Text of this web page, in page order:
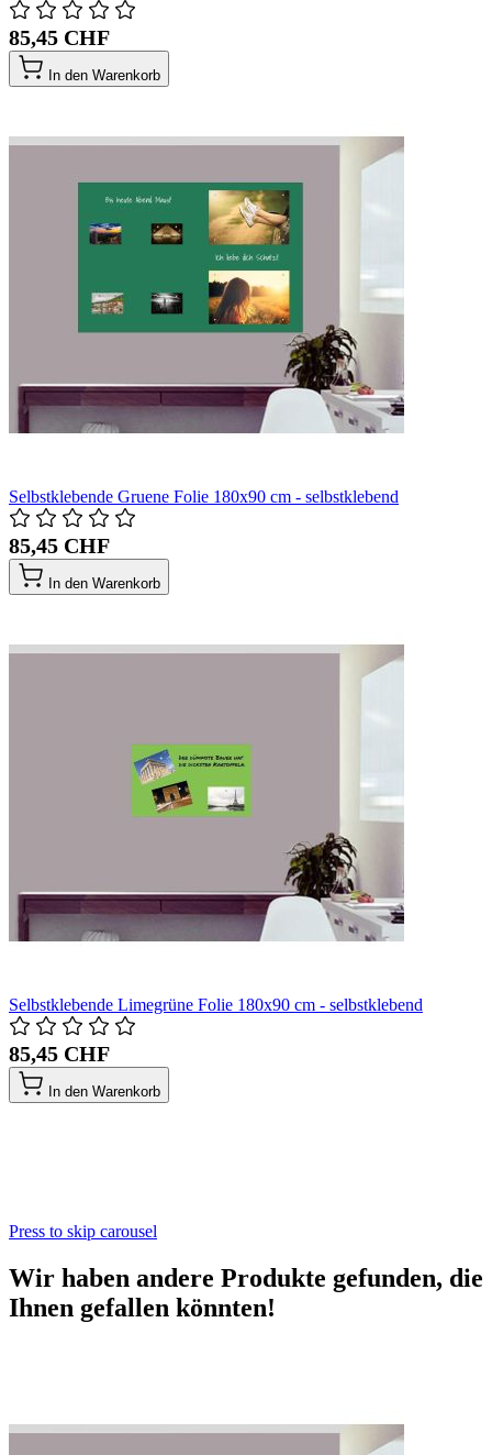
85,45 CHF
In den Warenkorb
Selbstklebende Gruene Folie 180x90 cm - selbstklebend
85,45 CHF
In den Warenkorb
Selbstklebende Limegrüne Folie 180x90 cm - selbstklebend
85,45 CHF
In den Warenkorb
Press to skip carousel
Wir haben andere Produkte gefunden, die
Ihnen gefallen könnten!